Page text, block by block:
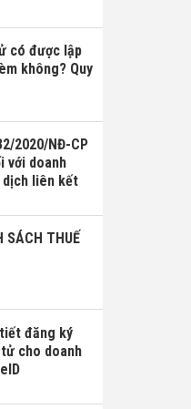
có được lập
không? Quy
2020/NĐ-CP
với doanh
liên kết
SÁCH THUẾ
đăng ký
cho doanh